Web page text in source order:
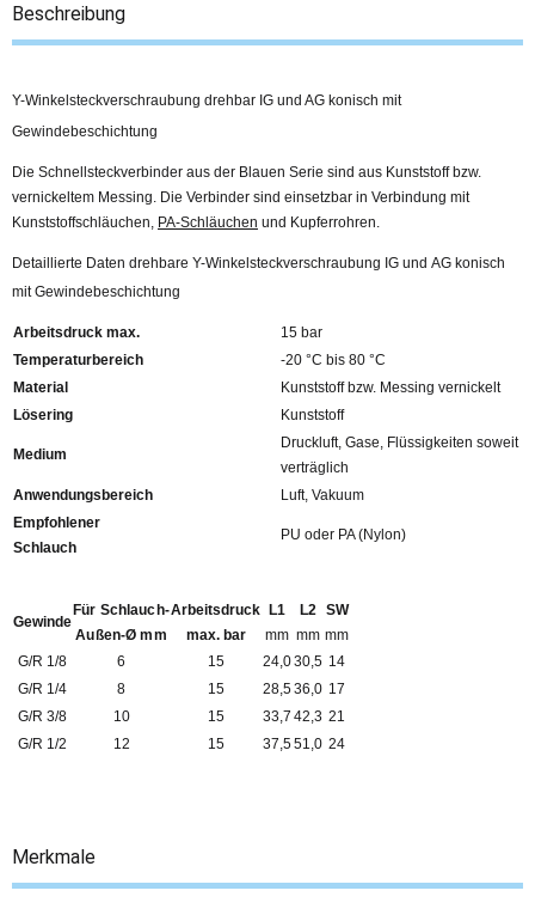
Beschreibung
Y-Winkelsteckverschraubung drehbar IG und AG konisch mit
Gewindebeschichtung
Die Schnellsteckverbinder aus der Blauen Serie sind aus Kunststoff bzw.
vernickeltem Messing. Die Verbinder sind einsetzbar in Verbindung mit
Kunststoffschläuchen, PA-Schläuchen und Kupferrohren.
Detaillierte Daten drehbare Y-Winkelsteckverschraubung IG und AG konisch
mit Gewindebeschichtung
Arbeitsdruck max.
15 bar
Temperaturbereich
-20 °C bis 80 °C
Material
Kunststoff bzw. Messing vernickelt
Lösering
Kunststoff
Medium
Druckluft, Gase, Flüssigkeiten soweit
verträglich
Anwendungsbereich
Luft, Vakuum
Empfohlener
Schlauch
PU oder PA (Nylon)
Gewinde
Für Schlauch-
Außen-Ø mm
Arbeitsdruck
max. bar
L1
mm
L2
mm
SW
mm
G/R 1/8
6 15 24,030,5 14
G/R 1/4
8 15 28,536,0 17
G/R 3/8
10 15 33,7 42,3 21
G/R 1/2
12 15 37,551,0 24
Merkmale